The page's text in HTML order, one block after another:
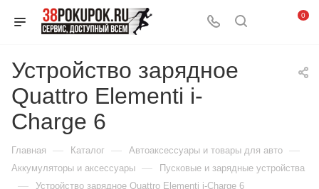
0
Устройство зарядное
Quattro Elementi i-
Charge 6
Главная — Каталог — Автоаксессуары и товары для авто —
Аккумуляторы и аксессуары — Пусковые и зарядные устройства
— Устройство зарядное Quattro Elementi i-Charge 6